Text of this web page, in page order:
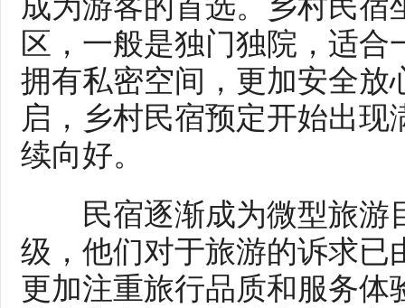
成为游客的首选。乡村民
区，一般是独门独院，适
拥有私密空间，更加安全放
启，乡村民宿预定开始出
续向好。
民宿逐渐成为微型旅游
级，他们对于旅游的诉求已
更加注重旅行品质和服务